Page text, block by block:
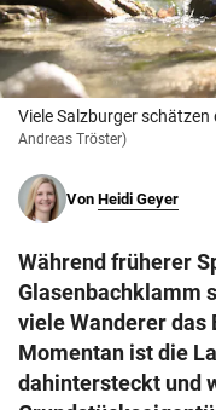
© Krone Multimedia
Muthgasse 2, 1190
Viele Salzburger
Andreas Tröster)
Von Heidi Geyer
Während früherer
Glasenbachklamm
viele Wanderer
Momentan ist die
dahintersteckt und